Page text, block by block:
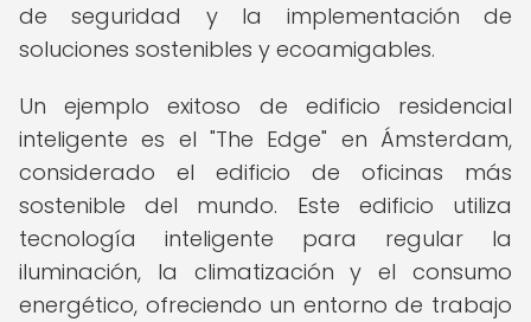
de seguridad y la implementación de
soluciones sostenibles y ecoamigables.
Un ejemplo exitoso de edificio residencial
inteligente es el "The Edge" en Ámsterdam,
considerado el edificio de oficinas más
sostenible del mundo. Este edificio utiliza
tecnología inteligente para regular la
iluminación, la climatización y el consumo
energético, ofreciendo un entorno de trabajo